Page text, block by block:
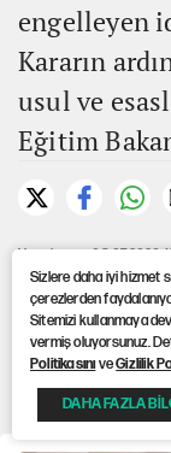
engelleyen
Kararın
usul ve
Eğitim
Yayınlanma: 08.07.2026
Güncelleme: 08.07.2026
Haberlerini
Sizlere daha iyi hizmet
çerezlerden
Sitemizi kullanmaya
vermiş oluyorsunuz.
PolitikasınıveGizlilik
DAHA FAZLA